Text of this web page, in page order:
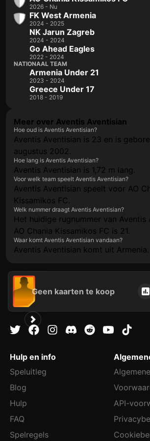
2026 - Nu
FK West Armenia
2024 - 2025
NK Jarun Zagreb
2024 - 2024
Go Ahead Eagles
2022 - 2024
NATIONAAL TEAM
Armenia Under 21
2023 - 2024
Greece Under 17
2018 - 2019
Meer over Aventis Aventisian
Hoe oud is Aventis Aventisian?
Aventis Aventisian is 23 en is
augustus 2002.
Hoe lang is Aventis Aventisian?
Aventis Aventisian is 1,72 m lang.
Voor welk team speelt Aventis Aventisian?
Aventis Aventisian speelt voor AO
Kissamikos FC.
Welk nummer draagt Aventis Aventisian?
Het huidige rugnummer van Aventis
AO Chania Kissamikos FC is 21.
Waar komt Aventis Aventisian vandaan?
Aventis Aventisian komt uit Armenia.
Geen kaarten te koop
Hulp en info
Speluitleg
Blog
Hulp
FAQ
Spelregels
API-